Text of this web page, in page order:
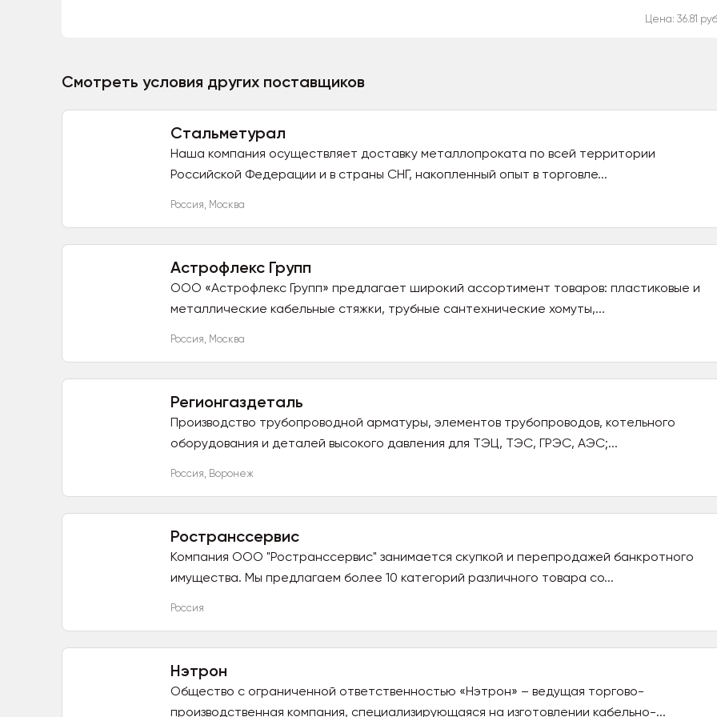
Цена: 36.81
Смотреть условия других поставщиков
Стальметурал
Наша компания осуществляет доставку металлопроката по всей территории
Российской Федерации и в страны СНГ, накопленный опыт в торговле...
Россия, Москва
Астрофлекс Групп
ООО «Астрофлекс Групп» предлагает широкий ассортимент товаров: пластиковые и
металлические кабельные стяжки, трубные сантехнические хомуты,...
Россия, Москва
Регионгаздеталь
Производство трубопроводной арматуры, элементов трубопроводов, котельного
оборудования и деталей высокого давления для ТЭЦ, ТЭС, ГРЭС, АЭС;...
Россия, Воронеж
Ространссервис
Компания ООО "Ространссервис" занимается скупкой и перепродажей банкротного
имущества. Мы предлагаем более 10 категорий различного товара со...
Россия
Нэтрон
Общество с ограниченной ответственностью «Нэтрон» – ведущая торгово-
производственная компания, специализирующаяся на изготовлении кабельно-...